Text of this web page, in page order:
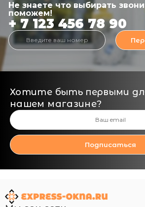
Не знаете что выбирать
поможем!
+ 7 123 456 78 90
Хотите быть первыми
нашем магазине?
Подписаться